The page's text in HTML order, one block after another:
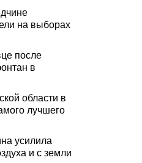
на выборах
после
в
области в
лучшего
усилила
и с земли